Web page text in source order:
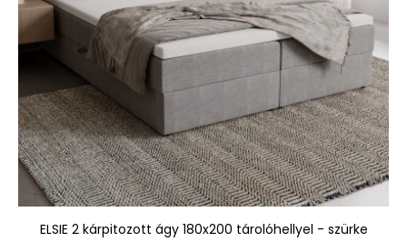
ELSIE 2 kárpitozott ágy 180x200 tárolóhellyel - szürke